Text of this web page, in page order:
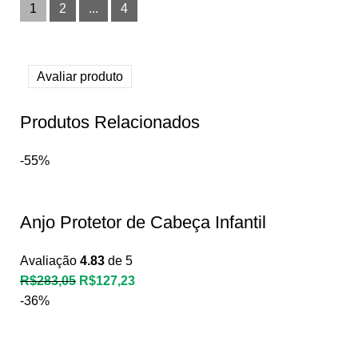
1 2 ... 4
Avaliar produto
Produtos Relacionados
-55%
Anjo Protetor de Cabeça Infantil
Avaliação 4.83 de 5
R$283,05 R$127,23
-36%